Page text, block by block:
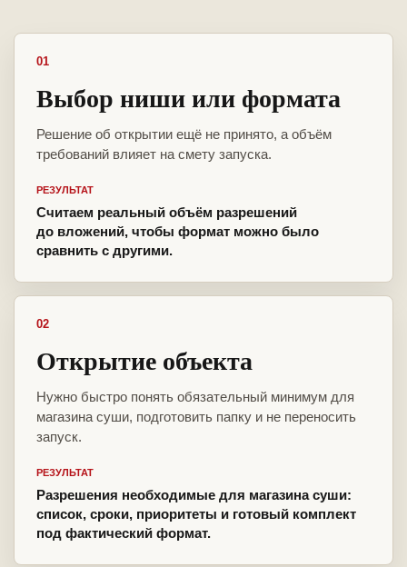
01
Выбор ниши или формата
Решение об открытии ещё не принято, а объём
требований влияет на смету запуска.
РЕЗУЛЬТАТ
Считаем реальный объём разрешений
до вложений, чтобы формат можно было
сравнить с другими.
02
Открытие объекта
Нужно быстро понять обязательный минимум для
магазина суши, подготовить папку и не переносить
запуск.
РЕЗУЛЬТАТ
Разрешения необходимые для магазина суши:
список, сроки, приоритеты и готовый комплект
под фактический формат.